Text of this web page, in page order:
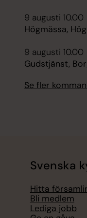
9 augusti 10.00
Högmässa,
9 augusti 10.00
Gudstjänst,
Se fler
Svenska
Hitta
Bli medlem
Lediga jobb